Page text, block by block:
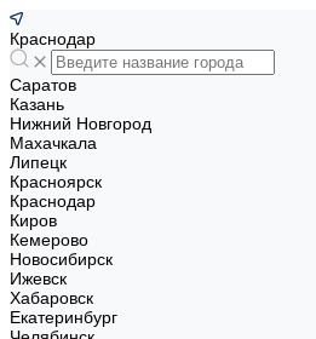
Краснодар
Саратов
Казань
Нижний Новгород
Махачкала
Липецк
Красноярск
Краснодар
Киров
Кемерово
Новосибирск
Ижевск
Хабаровск
Екатеринбург